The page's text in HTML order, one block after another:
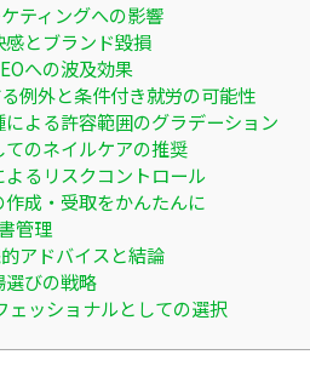
ティングへの影響
感とブランド毀損
への波及効果
例外と条件付き就労の可能性
による許容範囲のグラデーション
てのネイルケアの推奨
よるリスクコントロール
成・受取をかんたんに
管理
アドバイスと結論
選びの戦略
ェッショナルとしての選択